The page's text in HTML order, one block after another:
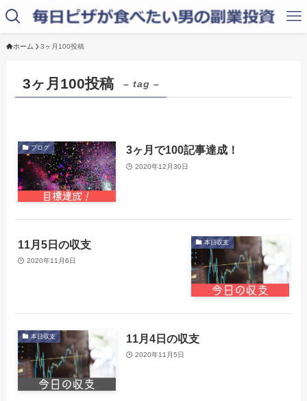
ホーム 3ヶ月100投稿
3ヶ月100投稿 – tag –
ブログ 3ヶ月で100記事達成！
2020年12月30日
本日収支
11月5日の収支
2020年11月6日
本日収支 11月4日の収支
2020年11月5日